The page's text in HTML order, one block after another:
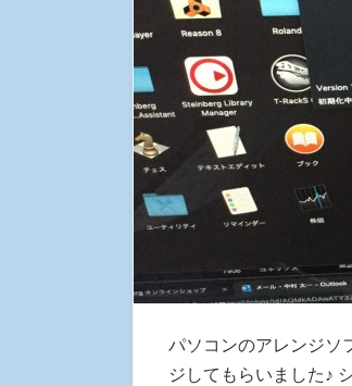
パソコンのアレンジ
ジしてもらいました♪